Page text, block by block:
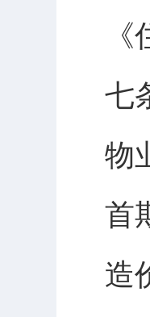
七
物
首
造